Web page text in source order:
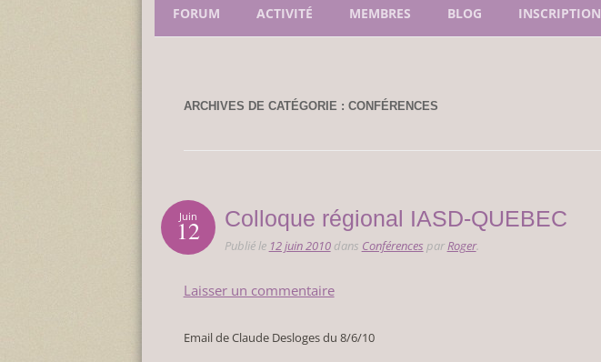
FORUM ACTIVITÉ MEMBRES BLOG INSCRIPTION
ARCHIVES DE CATÉGORIE : CONFÉRENCES
Juin
12 Colloque régional IASD-QUEBEC
Publié le 12 juin 2010dans Conférences parRoger.
Laisser un commentaire
Email de Claude Desloges du 8/6/10